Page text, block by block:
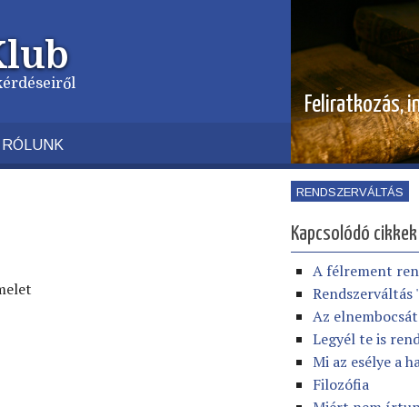
Feliratkozás,
RÓLUNK
RENDSZERVÁLTÁS
Kapcsolódó cikkek
A félrement
Az
Legyél te is
Mi az esélye a
Filozófia